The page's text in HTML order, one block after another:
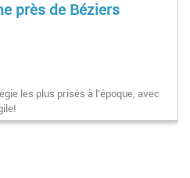
près de Béziers
les plus prisés à l'époque, avec